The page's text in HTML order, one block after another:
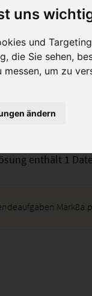
uns
und
die Sie sehen,
um zu
ändern
Konsument
genau so
enthält 1